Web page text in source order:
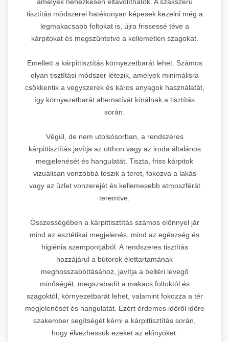
tisztítás módszerei hatékonyan képesek kezelni még a
legmakacsabb foltokat is, újra frissessé téve a
kárpitokat és megszüntetve a kellemetlen szagokat.
Emellett a kárpittisztítás környezetbarát lehet. Számos
olyan tisztítási módszer létezik, amelyek minimálisra
csökkentik a vegyszerek és káros anyagok használatát,
így környezetbarát alternatívát kínálnak a tisztítás
során.
Végül, de nem utolsósorban, a rendszeres
kárpittisztítás javítja az otthon vagy az iroda általános
megjelenését és hangulatát. Tiszta, friss kárpitok
vizuálisan vonzóbbá teszik a teret, fokozva a lakás
vagy az üzlet vonzerejét és kellemesebb atmoszférát
teremtve.
Összességében a kárpittisztítás számos előnnyel jár
mind az esztétikai megjelenés, mind az egészség és
higiénia szempontjából. A rendszeres tisztítás
hozzájárul a bútorok élettartamának
meghosszabbításához, javítja a beltéri levegő
minőségét, megszabadít a makacs foltoktól és
szagoktól, környezetbarát lehet, valamint fokozza a tér
megjelenését és hangulatát. Ezért érdemes időről időre
szakember segítségét kérni a kárpittisztítás során,
hogy élvezhessük ezeket az előnyöket.